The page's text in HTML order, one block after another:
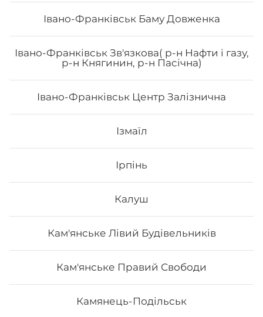
Івано-Франківськ Баму Довженка
Івано-Франківськ Зв'язкова( р-н Нафти і газу,
р-н Княгинин, р-н Пасічна)
Івано-Франківськ Центр Залізнична
Ізмаїл
Ірпінь
Калуш
Кам'янське Лівий Будівельників
Кам'янське Правий Свободи
Камянець-Подільськ
Сет Osama
Вага: 1180 г Склад: рол гриль голд, спайсі рол 🌶️,
філадельфія з лососем, авокадо рол з лососем
787₴ Хочу